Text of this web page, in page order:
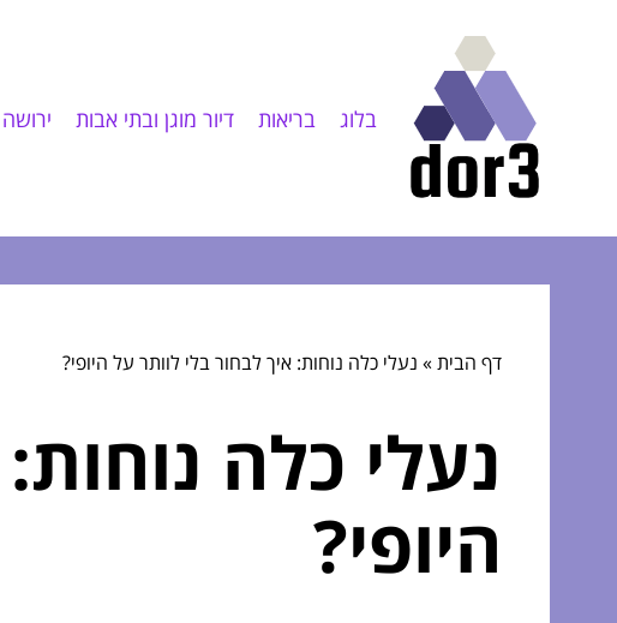
בלוג בריאות דיור מוגן ובתי אבות ירושה
דף הבית» נעלי כלה נוחות: איך לבחור בלי לוותר על היופי?
נעלי כלה
היופי?